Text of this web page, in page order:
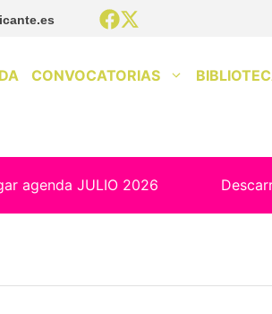
CONVOCATORIAS
agenda JULIO 2026